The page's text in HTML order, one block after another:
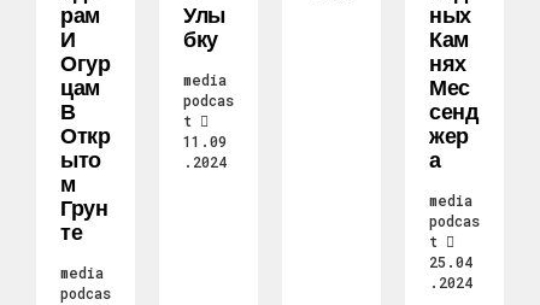
Рам
И
Огур
Цам
В
Откр
Ыто
М
Грун
Те
media
podcas
Улы
Бку
media
podcas
t
11.09
.2024
Ных
Кам
Нях
Мес
Сенд
Жер
А
media
podcas
t
25.04
.2024